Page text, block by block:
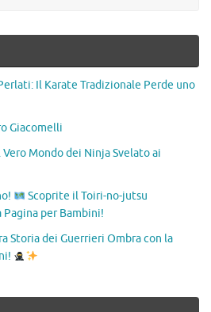
Il Karate Tradizionale Perde uno
Giacomelli
Mondo dei Ninja Svelato ai
Scoprite il Toiri-no-jutsu
Pagina per Bambini!
Storia dei Guerrieri Ombra con la